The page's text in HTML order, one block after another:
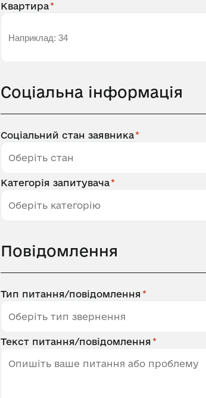
Квартира
Соціальна інформація
Соціальний стан заявника
Категорія запитувача
Повідомлення
Тип питання/повідомлення
Текст питання/повідомлення